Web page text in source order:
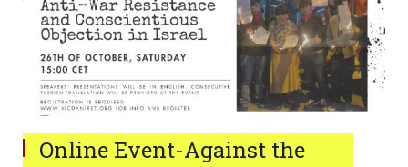
Online Event-Against the